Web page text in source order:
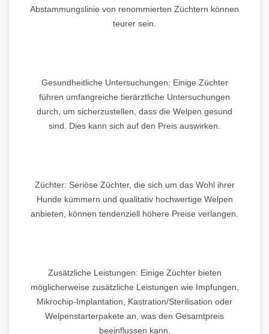
Abstammungslinie von renommierten Züchtern können
teurer sein.
Gesundheitliche Untersuchungen: Einige Züchter
führen umfangreiche tierärztliche Untersuchungen
durch, um sicherzustellen, dass die Welpen gesund
sind. Dies kann sich auf den Preis auswirken.
Züchter: Seriöse Züchter, die sich um das Wohl ihrer
Hunde kümmern und qualitativ hochwertige Welpen
anbieten, können tendenziell höhere Preise verlangen.
Zusätzliche Leistungen: Einige Züchter bieten
möglicherweise zusätzliche Leistungen wie Impfungen,
Mikrochip-Implantation, Kastration/Sterilisation oder
Welpenstarterpakete an, was den Gesamtpreis
beeinflussen kann.